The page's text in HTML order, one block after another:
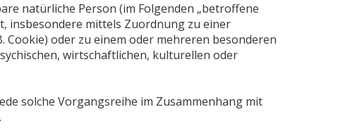
natürliche Person (im Folgenden „betroffene
insbesondere mittels Zuordnung zu einer
Cookie) oder zu einem oder mehreren besonderen
wirtschaftlichen, kulturellen oder
solche Vorgangsreihe im Zusammenhang mit